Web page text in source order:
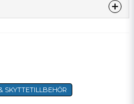
produkten...
SKYTTETILLBEHÖR